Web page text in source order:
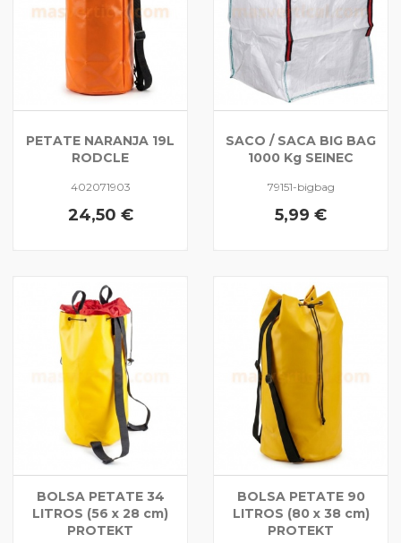
PETATE NARANJA 19L
RODCLE
402071903
24,50 €
SACO / SACA BIG BAG
1000 Kg SEINEC
79151-bigbag
5,99 €
BOLSA PETATE 34
LITROS (56 x 28 cm)
PROTEKT
BOLSA PETATE 90
LITROS (80 x 38 cm)
PROTEKT